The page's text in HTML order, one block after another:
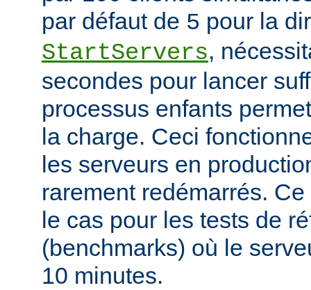
par défaut de 5 pour la
StartServers,
secondes pour lancer
processus enfants
la charge. Ceci
les serveurs en
rarement redémarrés.
le cas pour les tests de
(benchmarks) où le
10 minutes.